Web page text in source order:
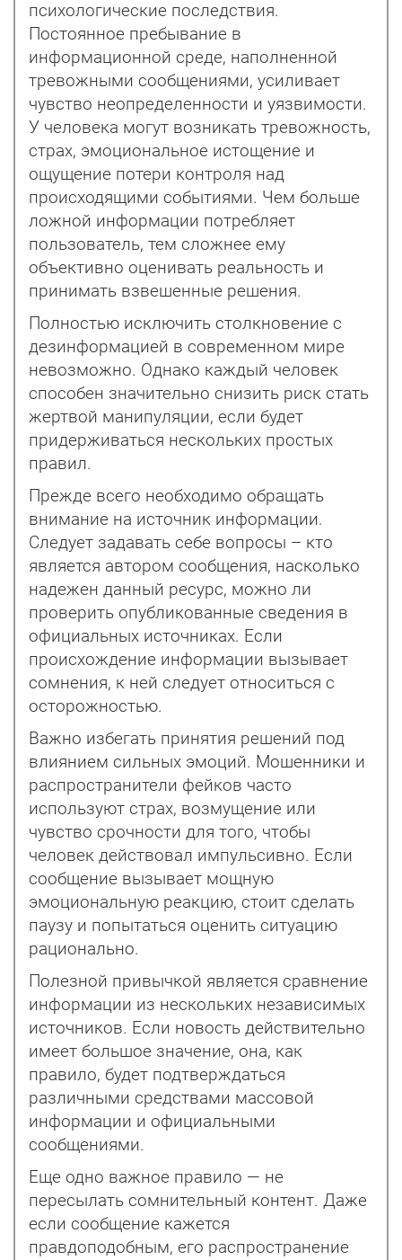
психологические последствия.
Постоянное пребывание в
информационной среде, наполненной
тревожными сообщениями, усиливает
чувство неопределенности и уязвимости.
У человека могут возникать тревожность,
страх, эмоциональное истощение и
ощущение потери контроля над
происходящими событиями. Чем больше
ложной информации потребляет
пользователь, тем сложнее ему
объективно оценивать реальность и
принимать взвешенные решения.
Полностью исключить столкновение с
дезинформацией в современном мире
невозможно. Однако каждый человек
способен значительно снизить риск стать
жертвой манипуляции, если будет
придерживаться нескольких простых
правил.
Прежде всего необходимо обращать
внимание на источник информации.
Следует задавать себе вопросы – кто
является автором сообщения, насколько
надежен данный ресурс, можно ли
проверить опубликованные сведения в
официальных источниках. Если
происхождение информации вызывает
сомнения, к ней следует относиться с
осторожностью.
Важно избегать принятия решений под
влиянием сильных эмоций. Мошенники и
распространители фейков часто
используют страх, возмущение или
чувство срочности для того, чтобы
человек действовал импульсивно. Если
сообщение вызывает мощную
эмоциональную реакцию, стоит сделать
паузу и попытаться оценить ситуацию
рационально.
Полезной привычкой является сравнение
информации из нескольких независимых
источников. Если новость действительно
имеет большое значение, она, как
правило, будет подтверждаться
различными средствами массовой
информации и официальными
сообщениями.
Еще одно важное правило — не
пересылать сомнительный контент. Даже
если сообщение кажется
правдоподобным, его распространение